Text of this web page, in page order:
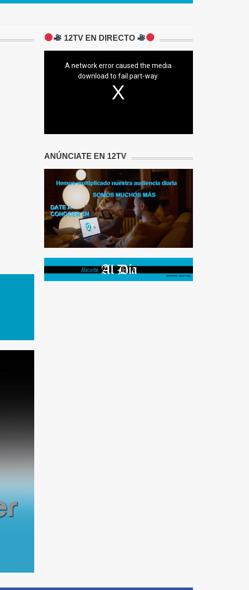
12TV EN DIRECTO
A network error caused the media
download to fail part-way.
ANÚNCIATE EN 12TV